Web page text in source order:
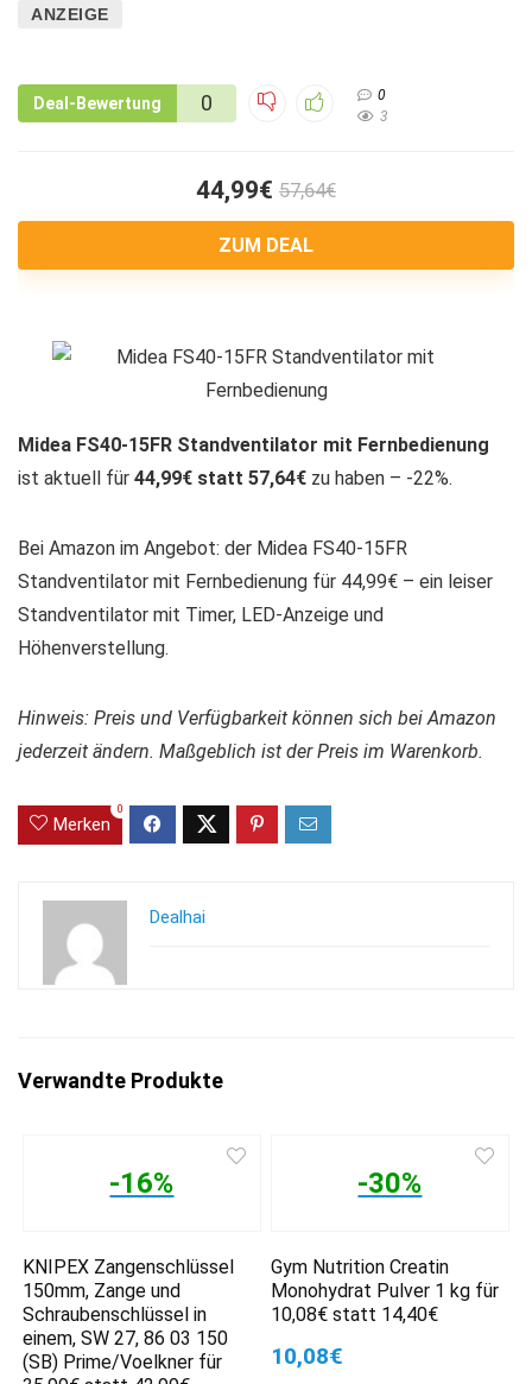
ANZEIGE
Deal-Bewertung 0
0
3
44,99€ 57,64€
ZUM DEAL
Midea FS40-15FR Standventilator mit Fernbedienung
ist aktuell für 44,99€ statt 57,64€ zu haben – -22%.
Bei Amazon im Angebot: der Midea FS40-15FR
Standventilator mit Fernbedienung für 44,99€ – ein leiser
Standventilator mit Timer, LED-Anzeige und
Höhenverstellung.
Hinweis: Preis und Verfügbarkeit können sich bei Amazon
jederzeit ändern. Maßgeblich ist der Preis im Warenkorb.
Merken
0
Dealhai
Verwandte Produkte
-16%
KNIPEX Zangenschlüssel
150mm, Zange und
Schraubenschlüssel in
einem, SW 27, 86 03 150
(SB) Prime/Voelkner für
-30%
Gym Nutrition Creatin
Monohydrat Pulver 1 kg für
10,08€ statt 14,40€
10,08€